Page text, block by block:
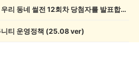
💰[당첨자 발표] 우리 동네 썰전 12회차 당첨자를 발표합니다!
니티 운영정책 (25.08 ver)